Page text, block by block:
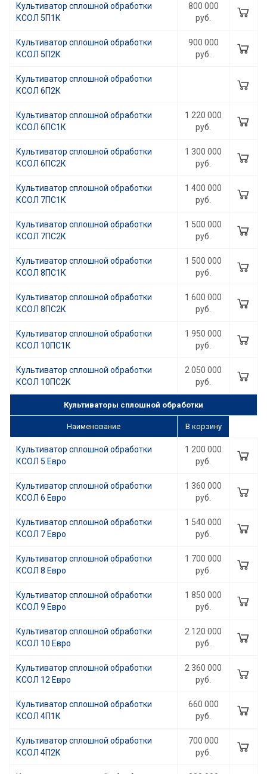
Культиватор сплошной обработки
КСОЛ 5П1К
800 000
руб.
Культиватор сплошной обработки
КСОЛ 5П2К
900 000
руб.
Культиватор сплошной обработки
КСОЛ 6П2К
Культиватор сплошной обработки
КСОЛ 6ПC1К
1 220 000
руб.
Культиватор сплошной обработки
КСОЛ 6ПC2К
1 300 000
руб.
Культиватор сплошной обработки
КСОЛ 7ПC1К
1 400 000
руб.
Культиватор сплошной обработки
КСОЛ 7ПC2К
1 500 000
руб.
Культиватор сплошной обработки
КСОЛ 8ПC1К
1 500 000
руб.
Культиватор сплошной обработки
КСОЛ 8ПC2К
1 600 000
руб.
Культиватор сплошной обработки
КСОЛ 10ПC1К
1 950 000
руб.
Культиватор сплошной обработки
КСОЛ 10ПC2К
2 050 000
руб.
Культиваторы сплошной обработки
Наименование В корзину
Культиватор сплошной обработки
КСОЛ 5 Евро
1 200 000
руб.
Культиватор сплошной обработки
КСОЛ 6 Евро
1 360 000
руб.
Культиватор сплошной обработки
КСОЛ 7 Евро
1 540 000
руб.
Культиватор сплошной обработки
КСОЛ 8 Евро
1 700 000
руб.
Культиватор сплошной обработки
КСОЛ 9 Евро
1 850 000
руб.
Культиватор сплошной обработки
КСОЛ 10 Евро
2 120 000
руб.
Культиватор сплошной обработки
КСОЛ 12 Евро
2 360 000
руб.
Культиватор сплошной обработки
КСОЛ 4П1К
660 000
руб.
Культиватор сплошной обработки
КСОЛ 4П2К
700 000
руб.